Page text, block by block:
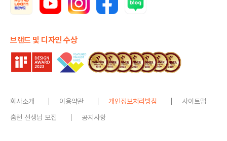
브랜드 및 디자인 수상
회사소개 이용약관 개인정보처리방침
사이트맵
홈런 선생님 모집
공지사항